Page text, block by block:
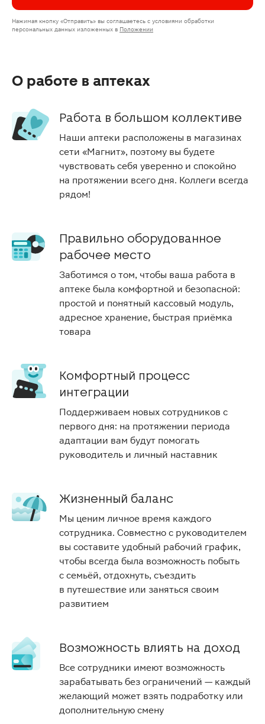
Нажимая кнопку «Отправить» вы соглашаетесь с условиями обработки
персональных данных изложенных в Положении
О работе в аптеках
Работа в большом коллективе
Наши аптеки расположены в магазинах
сети «Магнит», поэтому вы будете
чувствовать себя уверенно и спокойно
на протяжении всего дня. Коллеги всегда
рядом!
Правильно оборудованное
рабочее место
Заботимся о том, чтобы ваша работа в
аптеке была комфортной и безопасной:
простой и понятный кассовый модуль,
адресное хранение, быстрая приёмка
товара
Комфортный процесс
интеграции
Поддерживаем новых сотрудников с
первого дня: на протяжении периода
адаптации вам будут помогать
руководитель и личный наставник
Жизненный баланс
Мы ценим личное время каждого
сотрудника. Совместно с руководителем
вы составите удобный рабочий график,
чтобы всегда была возможность побыть
с семьёй, отдохнуть, съездить
в путешествие или заняться своим
развитием
Возможность влиять на доход
Все сотрудники имеют возможность
зарабатывать без ограничений — каждый
желающий может взять подработку или
дополнительную смену